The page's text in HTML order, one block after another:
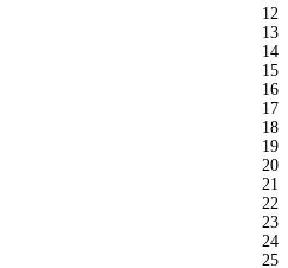
12
13
14
15
16
17
18
19
20
21
22
23
24
25